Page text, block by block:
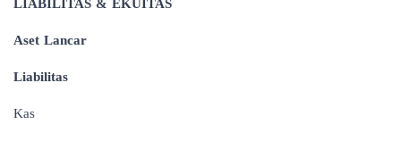
LIABILITAS & EKUITAS
Aset Lancar
Liabilitas
Kas